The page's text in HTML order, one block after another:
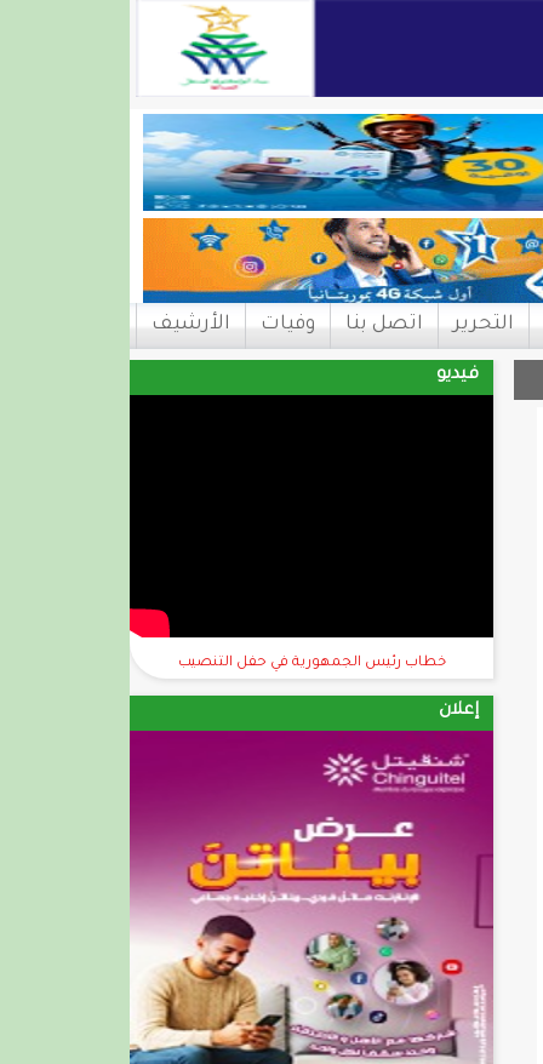
التحرير اتصل بنا وفيات الأرشيف
فيديو
خطاب رئيس الجمهورية في حفل التنصيب
إعلان